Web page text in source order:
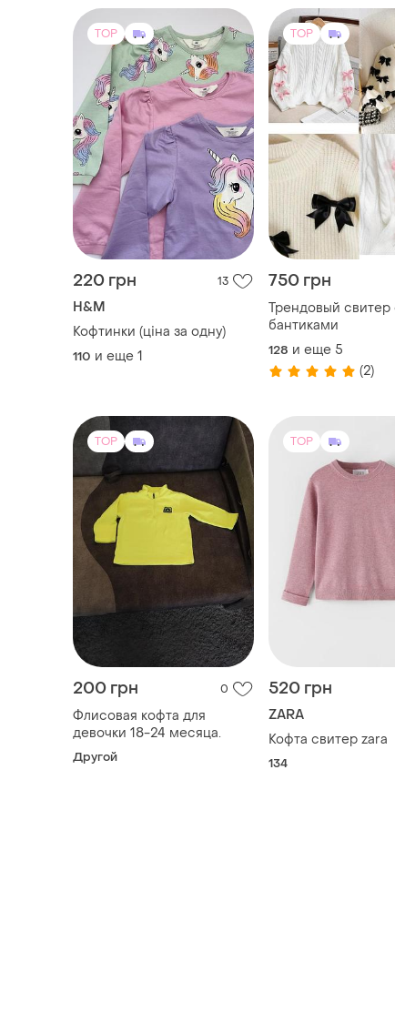
TOP
220 грн 13
H&M
Кофтинки (ціна за одну)
110 и еще 1
TOP
750 грн
Трендовый свитер
бантиками
128 и еще 5
(2)
TOP
200 грн 0
Флисовая кофта для
девочки 18-24 месяца.
Другой
TOP
520 грн
ZARA
Кофта свитер zara
134